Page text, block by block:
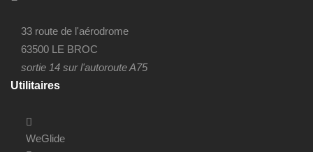
33 route de l'aérodrome
63500 LE BROC
sortie 14 sur l'autoroute A75
Utilitaires
WeGlide